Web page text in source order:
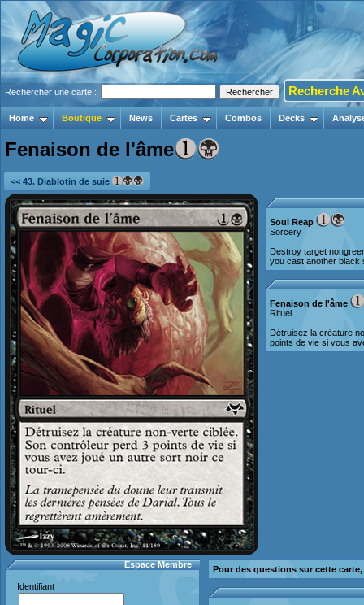
Rechercher une carte : Recherche
Home Boutique News Cartes Combos Decks
Fenaison de l'âme
<< 43. Diablotin de suie
Soul Reap
Sorcery
Destroy target
you cast another black
Fenaison de l'âme
Rituel
Détruisez la créature
points de vie si vous
Espace Membre
Identifiant
Pour des questions sur cette